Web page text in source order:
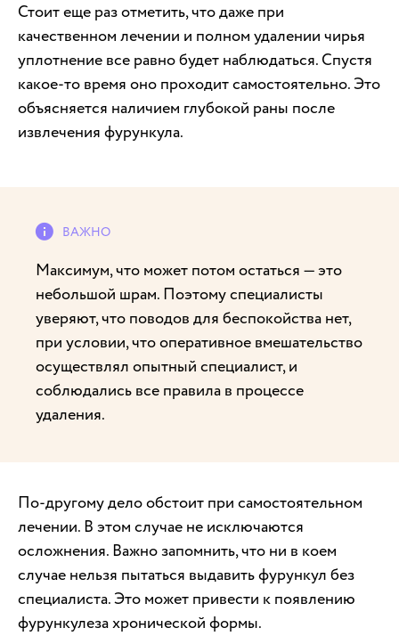
Стоит еще раз отметить, что даже при
качественном лечении и полном удалении чирья
уплотнение все равно будет наблюдаться. Спустя
какое-то время оно проходит самостоятельно. Это
объясняется наличием глубокой раны после
извлечения фурункула.
Максимум, что может потом остаться — это
небольшой шрам. Поэтому специалисты
уверяют, что поводов для беспокойства нет,
при условии, что оперативное вмешательство
осуществлял опытный специалист, и
соблюдались все правила в процессе
удаления.
По-другому дело обстоит при самостоятельном
лечении. В этом случае не исключаются
осложнения. Важно запомнить, что ни в коем
случае нельзя пытаться выдавить фурункул без
специалиста. Это может привести к появлению
фурункулеза хронической формы.